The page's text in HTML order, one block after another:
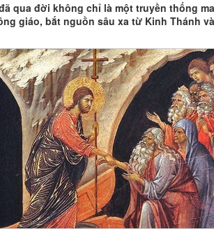
qua đời không chỉ là một truyền thống
giáo, bắt nguồn sâu xa từ Kinh Thánh